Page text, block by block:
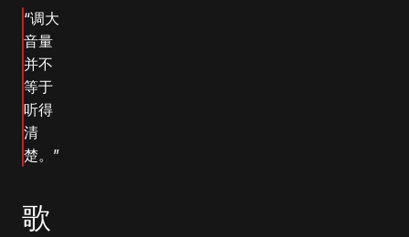
“调大
音量
并不
等于
听得
清
楚。”
歌